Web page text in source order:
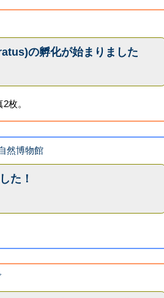
の孵化が始まりました
枚。
然博物館
た！